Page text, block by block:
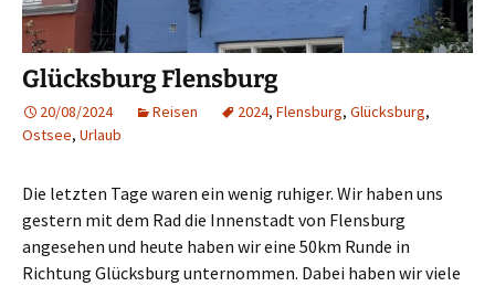
Glücksburg Flensburg
20/08/2024 Reisen 2024, Flensburg, Glücksburg,
Ostsee, Urlaub
Die letzten Tage waren ein wenig ruhiger. Wir haben uns
gestern mit dem Rad die Innenstadt von Flensburg
angesehen und heute haben wir eine 50km Runde in
Richtung Glücksburg unternommen. Dabei haben wir viele